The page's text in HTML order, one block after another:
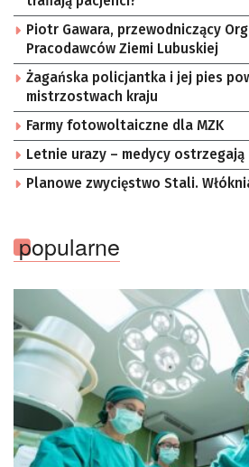
Piotr Gawara, przewodniczący
Pracodawców Ziemi Lubuskiej
Żagańska policjantka i jej pies
mistrzostwach kraju
Farmy fotowoltaiczne dla MZK
Letnie urazy – medycy ostrzegają
Planowe zwycięstwo Stali.
popularne